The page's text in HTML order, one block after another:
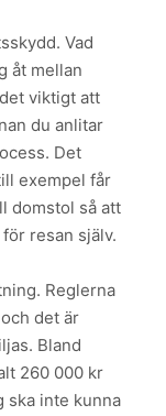
Vad
åt mellan
viktigt att
du anlitar
Det
exempel får
domstol så att
resan själv.
Reglerna
det är
Bland
260 000 kr
ska inte kunna